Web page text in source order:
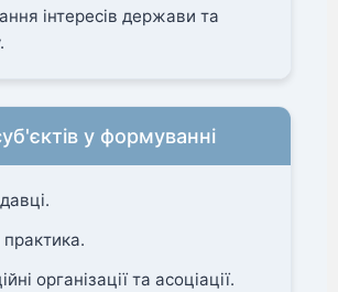
інтересів держави та
у формуванні
організації та асоціації.